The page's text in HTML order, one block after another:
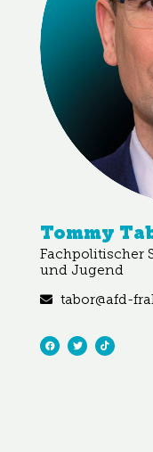
Tommy
Fachpolitischer
und Jugend
tabor@afd-